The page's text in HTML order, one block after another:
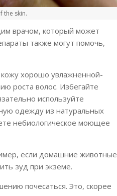
the skin.
врачом, который может
также могут помочь,
хорошо увлажненной-
роста волос. Избегайте
используйте
одежду из натуральных
небиологическое моющее
если домашние животные
зуд при экземе.
почесаться. Это, скорее